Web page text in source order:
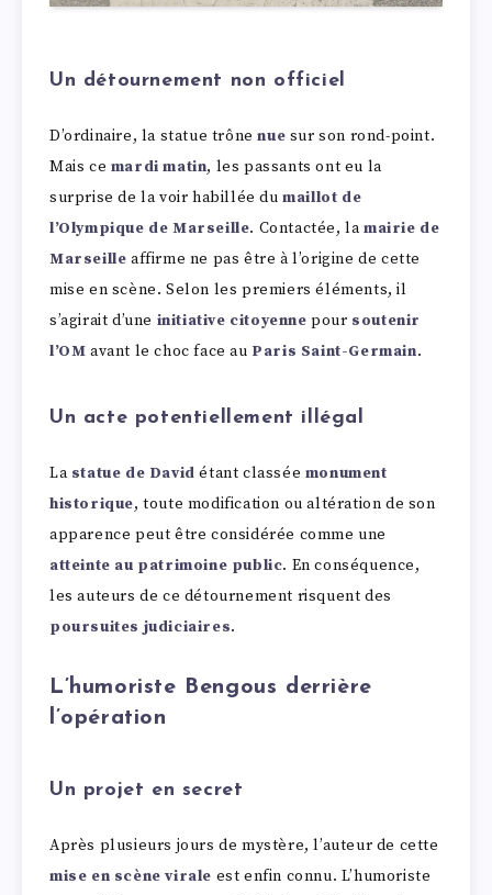
Un détournement non officiel
D’ordinaire, la statue trônenue sur son rond-point.
Mais ce mardi matin, les passants ont eu la
surprise de la voir habillée dumaillot de
l’Olympique de Marseille. Contactée, lamairie de
Marseille affirme ne pas être à l’origine de cette
mise en scène. Selon les premiers éléments, il
s’agirait d’une initiative citoyenne pour soutenir
l’OM avant le choc face au Paris Saint-Germain.
Un acte potentiellement illégal
La statue de David étant classée monument
historique, toute modification ou altération de son
apparence peut être considérée comme une
atteinte au patrimoine public. En conséquence,
les auteurs de ce détournement risquent des
poursuites judiciaires.
L’humoriste Bengous derrière
l’opération
Un projet en secret
Après plusieurs jours de mystère, l’auteur de cette
mise en scène virale est enfin connu. L’humoriste